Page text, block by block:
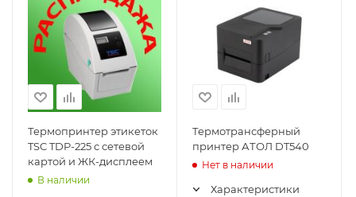
Термопринтер этикеток
TSC TDP-225 с сетевой
картой и ЖК-дисплеем
В наличии
Термотрансферный
принтер АТОЛ DT540
Нет в наличии
Характеристики